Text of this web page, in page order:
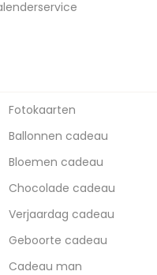
Fotokaarten
Ballonnen cadeau
Bloemen cadeau
Chocolade cadeau
Verjaardag cadeau
Geboorte cadeau
Cadeau man